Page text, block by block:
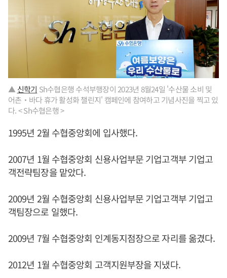
▲ 신학기 Sh수협은행 수석부행장이 2023년 8월24일 '수산물 소비 및
어촌‧바다 휴가 활성화 챌린지' 캠페인에 참여하고 기념사진을 찍고 있
다. < Sh수협은행 >
1995년 2월 수협중앙회에 입사했다.
2007년 1월 수협중앙회 신용사업부문 기업고객부 기업고
객전략팀장을 맡았다.
2009년 2월 수협중앙회 신용사업부문 기업고객부 기업고
객팀장으로 일했다.
2009년 7월 수협중앙회 인계동지점장으로 자리를 옮겼다.
2012년 1월 수협중앙회 고객지원부장을 지냈다.